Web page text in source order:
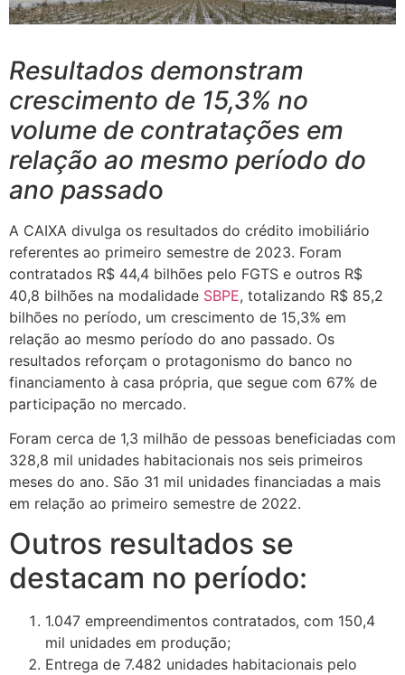
Resultados demonstram
crescimento de 15,3% no
volume de contratações em
relação ao mesmo período do
ano passado
A CAIXA divulga os resultados do crédito imobiliário
referentes ao primeiro semestre de 2023. Foram
contratados R$ 44,4 bilhões pelo FGTS e outros R$
40,8 bilhões na modalidade SBPE, totalizando R$ 85,2
bilhões no período, um crescimento de 15,3% em
relação ao mesmo período do ano passado. Os
resultados reforçam o protagonismo do banco no
financiamento à casa própria, que segue com 67% de
participação no mercado.
Foram cerca de 1,3 milhão de pessoas beneficiadas com
328,8 mil unidades habitacionais nos seis primeiros
meses do ano. São 31 mil unidades financiadas a mais
em relação ao primeiro semestre de 2022.
Outros resultados se
destacam no período:
1.047 empreendimentos contratados, com 150,4
mil unidades em produção;
Entrega de 7.482 unidades habitacionais pelo